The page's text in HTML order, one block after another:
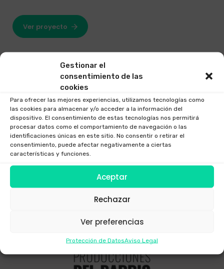
Gestionar el
consentimiento de las
cookies
Para ofrecer las mejores experiencias, utilizamos tecnologías como
las cookies para almacenar y/o acceder a la información del
dispositivo. El consentimiento de estas tecnologías nos permitirá
procesar datos como el comportamiento de navegación o las
identificaciones únicas en este sitio. No consentir o retirar el
consentimiento, puede afectar negativamente a ciertas
características y funciones.
Aceptar
Rechazar
Ver preferencias
Protección de DatosAviso Legal
Ver proyecto